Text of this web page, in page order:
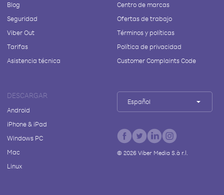
Blog
Seguridad
Viber Out
Tarifas
Asistencia técnica
Centro de marcas
Ofertas de trabajo
Términos y políticas
Política de privacidad
Customer Complaints Code
DESCARGAR
Android
iPhone & iPad
Windows PC
Mac
Linux
Español
© 2026Viber Media S.à r.l.